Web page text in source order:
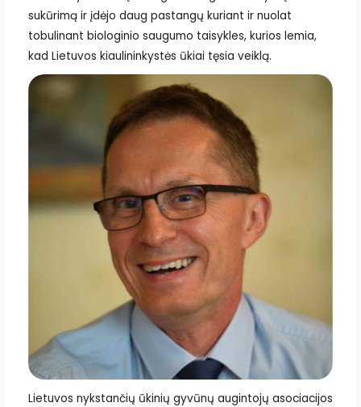
sukūrimą ir įdėjo daug pastangų kuriant ir nuolat
tobulinant biologinio saugumo taisykles, kurios lemia,
kad Lietuvos kiaulininkystės ūkiai tęsia veiklą.
Lietuvos nykstančių ūkinių gyvūnų augintojų asociacijos